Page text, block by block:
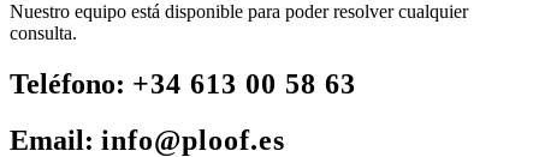
Nuestro equipo está disponible para poder resolver cualquier
consulta.
Teléfono: +34 613 00 58 63
Email: info@ploof.es